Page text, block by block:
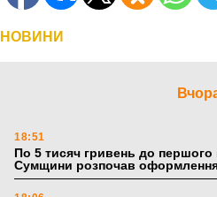
НОВИНИ
18:51
По 5 тисяч гривень до
Сумщини розпочав